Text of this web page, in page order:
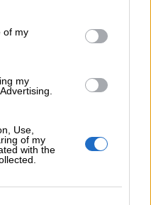
of my
my
Use,
of my
with the
την εξέλιξη του
ασφαλιστικών